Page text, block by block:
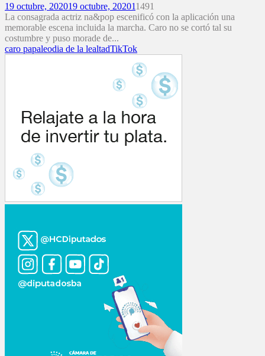
19 octubre, 202019 octubre, 202011491
La consagrada actriz na&pop escenificó con la aplicación una
memorable escena incluida la marcha. Caro no se cortó tal su
costumbre y puso morade de...
caro papaleodia de la lealtadTikTok